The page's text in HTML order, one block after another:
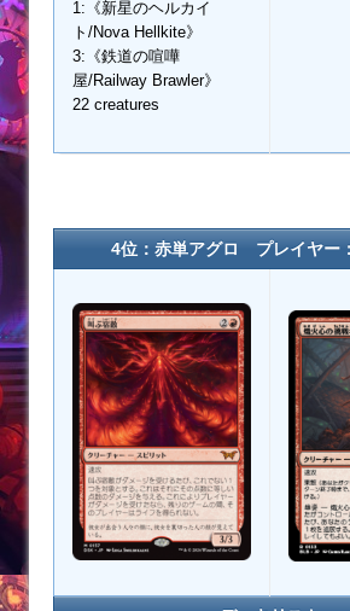
1:《新星のヘルカイ
ト/Nova Hellkite》
3:《鉄道の喧嘩
屋/Railway Brawler》
22 creatures
4位：赤単アグロ プレイヤー